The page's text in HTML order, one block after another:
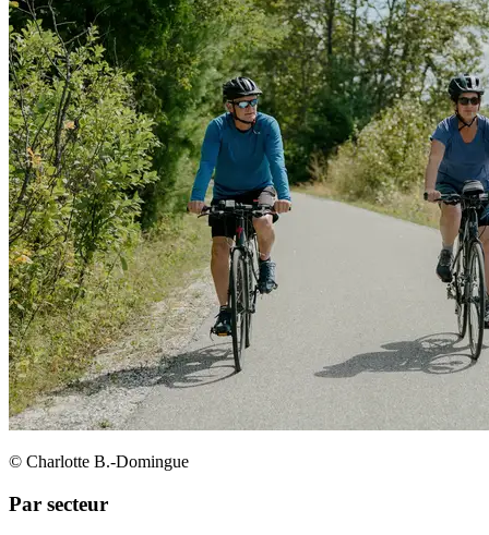
© Charlotte B.-Domingue
Par secteur